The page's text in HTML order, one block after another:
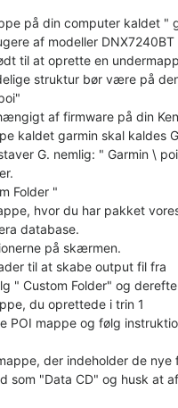
på din computer kaldet "
af modeller DNX7240BT
til at oprette en
struktur bør være på
af firmware på din
kaldet garmin skal kaldes
G. nemlig: " Garmin \
Folder "
hvor du har pakket
database.
på skærmen.
til at skabe output fil fra
" Custom Folder" og
du oprettede i trin 1
POI mappe og følg
der indeholder de nye
som "Data CD" og husk at